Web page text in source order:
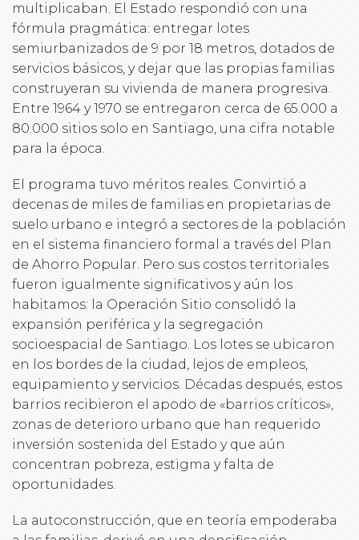
multiplicaban. El Estado respondió con una
fórmula pragmática: entregar lotes
semiurbanizados de 9 por 18 metros, dotados de
servicios básicos, y dejar que las propias familias
construyeran su vivienda de manera progresiva.
Entre 1964 y 1970 se entregaron cerca de 65.000 a
80.000 sitios solo en Santiago, una cifra notable
para la época.
El programa tuvo méritos reales. Convirtió a
decenas de miles de familias en propietarias de
suelo urbano e integró a sectores de la población
en el sistema financiero formal a través del Plan
de Ahorro Popular. Pero sus costos territoriales
fueron igualmente significativos y aún los
habitamos: la Operación Sitio consolidó la
expansión periférica y la segregación
socioespacial de Santiago. Los lotes se ubicaron
en los bordes de la ciudad, lejos de empleos,
equipamiento y servicios. Décadas después, estos
barrios recibieron el apodo de «barrios críticos»,
zonas de deterioro urbano que han requerido
inversión sostenida del Estado y que aún
concentran pobreza, estigma y falta de
oportunidades.
La autoconstrucción, que en teoría empoderaba